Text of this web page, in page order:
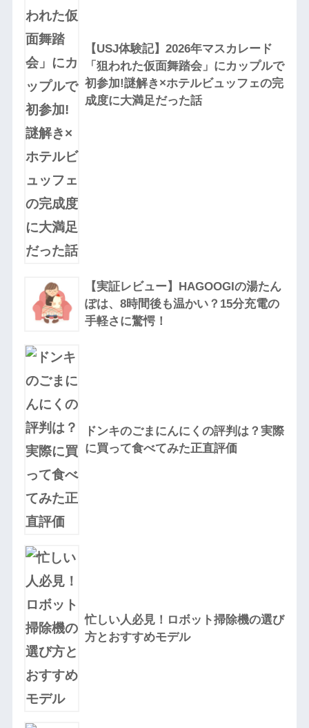
【USJ体験記】2026年マスカレード
「狙われた仮面舞踏会」にカップルで
初参加!謎解き×ホテルビュッフェの完
成度に大満足だった話
【実証レビュー】HAGOOGIの湯たん
ぽは、8時間後も温かい？15分充電の
手軽さに驚愕！
ドンキのごまにんにくの評判は？実際
に買って食べてみた正直評価
忙しい人必見！ロボット掃除機の選び
方とおすすめモデル